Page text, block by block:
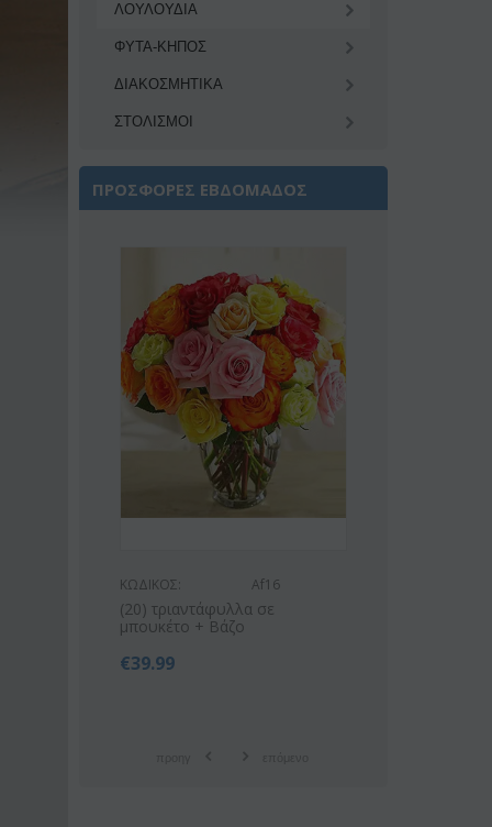
ΛΟΥΛΟΥΔΙΑ
ΦΥΤΑ-ΚΗΠΟΣ
ΔΙΑΚΟΣΜΗΤΙΚA
ΣΤΟΛΙΣΜΟΙ
ΠΡΟΣΦΟΡΕΣ ΕΒΔΟΜΑΔΟΣ
Af16
(20) τριαντάφυλλα σε
μπουκέτο + Βάζο